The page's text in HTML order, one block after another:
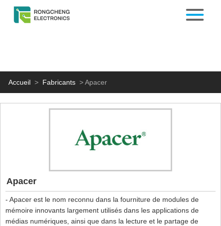
Accueil > Fabricants >Apacer
Apacer
- Apacer est le nom reconnu dans la fourniture de modules de
mémoire innovants largement utilisés dans les applications de
médias numériques, ainsi que dans la lecture et le partage de